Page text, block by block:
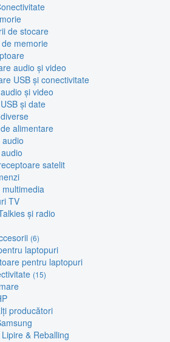
de stocare
memorie
audio și video
USB și conectivitate
și video
și date
alimentare
satelit
multimedia
TV
și radio
(6)
laptopuri
pentru laptopuri
(15)
producători
Lipire & Reballing